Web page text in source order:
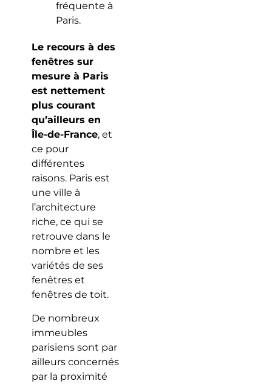
fréquente à
Paris.
Le recours à des
fenêtres sur
mesure à Paris
est nettement
plus courant
qu’ailleurs en
Île-de-France, et
ce pour
différentes
raisons. Paris est
une ville à
l’architecture
riche, ce qui se
retrouve dans le
nombre et les
variétés de ses
fenêtres et
fenêtres de toit.
De nombreux
immeubles
parisiens sont par
ailleurs concernés
par la proximité